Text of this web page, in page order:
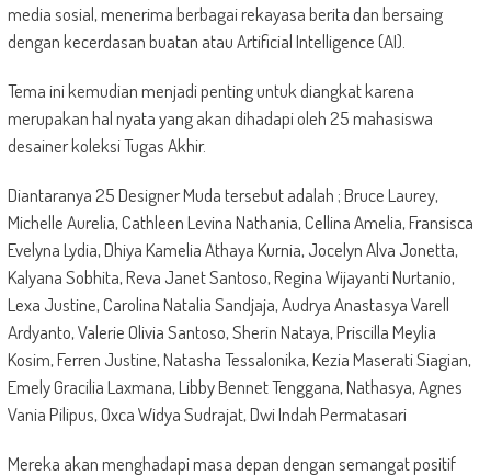
media sosial, menerima berbagai rekayasa berita dan bersaing
dengan kecerdasan buatan atau Artificial Intelligence (AI).
Tema ini kemudian menjadi penting untuk diangkat karena
merupakan hal nyata yang akan dihadapi oleh 25 mahasiswa
desainer koleksi Tugas Akhir.
Diantaranya 25 Designer Muda tersebut adalah ; Bruce Laurey,
Michelle Aurelia, Cathleen Levina Nathania, Cellina Amelia, Fransisca
Evelyna Lydia, Dhiya Kamelia Athaya Kurnia, Jocelyn Alva Jonetta,
Kalyana Sobhita, Reva Janet Santoso, Regina Wijayanti Nurtanio,
Lexa Justine, Carolina Natalia Sandjaja, Audrya Anastasya Varell
Ardyanto, Valerie Olivia Santoso, Sherin Nataya, Priscilla Meylia
Kosim, Ferren Justine, Natasha Tessalonika, Kezia Maserati Siagian,
Emely Gracilia Laxmana, Libby Bennet Tenggana, Nathasya, Agnes
Vania Pilipus, Oxca Widya Sudrajat, Dwi Indah Permatasari
Mereka akan menghadapi masa depan dengan semangat positif